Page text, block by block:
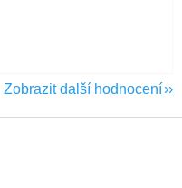
5 z 5 hvězdiček.
Zobrazit další hodnocení